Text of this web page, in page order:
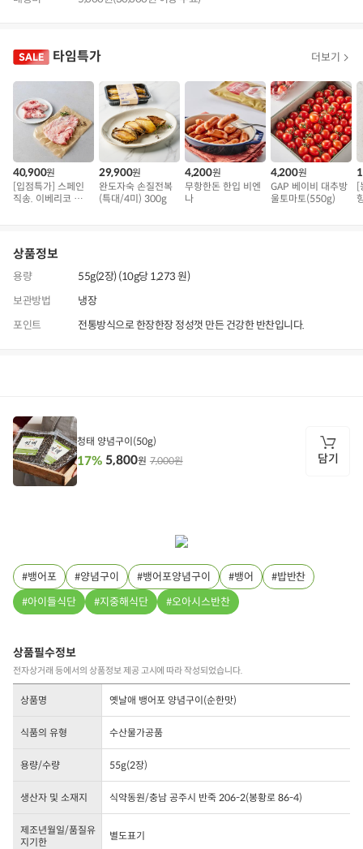
타임특가 더보기
40,900원
[입점특가] 스페인
직송. 이베리코 삼
29,900원
완도자숙 손질전복
(특대/4미) 300g
4,200원
무항한돈 한입 비엔
나
4,200원
GAP 베이비 대추방
울토마토(550g)
[
상품정보
용량
55g(2장) (10g당 1,273 원)
보관방법
냉장
포인트
전통방식으로 한장한장 정성껏 만든 건강한 반찬입니다.
상
품
정
보
담
청태 양념구이(50g)
7,000원
17% 5,800원 담기
뱅어포 양념구이 뱅어포양념구이 뱅어
밥반찬
아이들식단
지중해식단 오아시스반찬
상품필수정보
전자상거래 등에서의 상품정보 제공 고시에 따라 작성되었습니다.
상품명 옛날애 뱅어포 양념구이(순한맛)
식품의 유형 수산물가공품
용량/수량 55g(2장)
생산자 및 소재지 식약동원/충남 공주시 반죽 206-2(봉황로 86-4)
제조년월일/품질유
지기한
별도표기